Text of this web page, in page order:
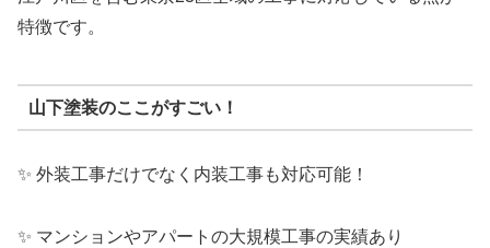
特徴です。
山下塗装のここがすごい！
✨ 外装工事だけでなく内装工事も対応可能！
✨ マンションやアパートの大規模工事の実績あり